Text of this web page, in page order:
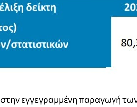
εγγεγραμμένη παραγωγή